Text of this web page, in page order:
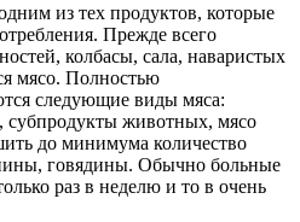
из тех продуктов, которые
Прежде всего
колбасы, сала, наваристых
мясо. Полностью
следующие виды мяса:
субпродукты животных, мясо
до минимума количество
говядины. Обычно больные
раз в неделю и то в очень